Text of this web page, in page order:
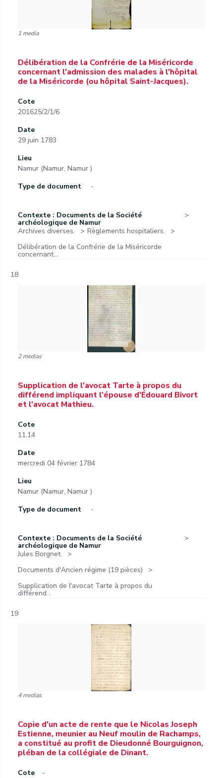
1 media
Délibération de la Confrérie de la Miséricorde
concernant l'admission des malades à l'hôpital
de la Miséricorde (ou hôpital Saint-Jacques).
Cote
201625/2/1/6
Date
29 juin 1783
Lieu
Namur (Namur, Namur )
Type de document
-
Contexte : Documents de la Société
archéologique de Namur
Archives diverses.
Règlements hospitaliers.
Délibération de la Confrérie de la Miséricorde
concernant...
18
2 medias
Supplication de l'avocat Tarte à propos du
différend impliquant l'épouse d'Édouard Bivort
et l'avocat Mathieu.
Cote
11.14
Date
mercredi 04 février 1784
Lieu
Namur (Namur, Namur )
Type de document
-
Contexte : Documents de la Société
archéologique de Namur
Jules Borgnet.
Documents d'Ancien régime (19 pièces)
Supplication de l'avocat Tarte à propos du
différend...
19
4 medias
Copie d'un acte de rente que le Nicolas Joseph
Estienne, meunier au Neuf moulin de Rachamps,
a constitué au profit de Dieudonné Bourguignon,
pléban de la collégiale de Dinant.
Cote
-